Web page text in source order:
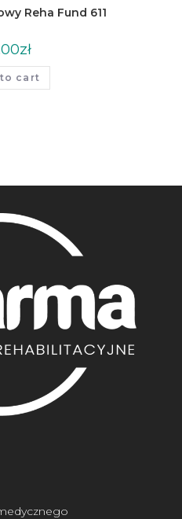
Reha Fund 611
zł
cart